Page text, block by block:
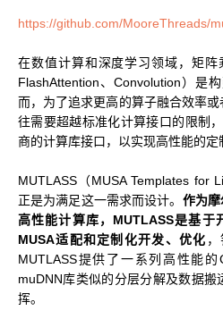
智娱摩方
MTT E300
MTT S80
MTT S70
MTT X300
MTT S50
Moore Perf System
MUSACODE
AI 训练套件
AI 推理套件
GPU 虚拟化 / vGPU
KUAE 云原生套件
摩笔马良
AI 语音
广播与专业音视频
https://github.com/MooreThreads/
在数值计算和深度学习领域，矩
FlashAttention、Convolution）是
而，为了追求更高的算子融合效率
往需要超越标准化计算接口的限制
商的计算库接口，以实现高性能的定
MUTLASS（MUSA Templates for
正是为满足这一需求而设计。 作为
高性能计算库，MUTLASS是基于
MUSA适配和定制化开发、优化
MUTLASS提供了一系列高性能
muDNN库类似的分层分解及数据搬
挥。